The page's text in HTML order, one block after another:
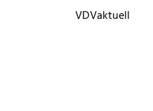
VDVaktuell